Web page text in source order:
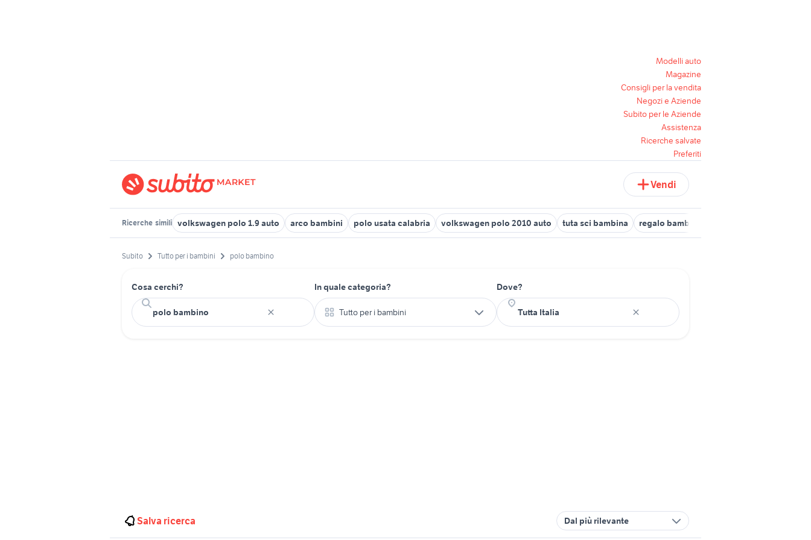
Modelli auto
Magazine
Consigli per la vendita
Negozi e Aziende
Subito per le Aziende
Assistenza
Ricerche salvate
Preferiti
Vendi
Ricerche simili volkswagen polo 1.9 auto arco bambini polo usata calabria volkswagen polo 2010 auto tuta sci bambina regalo bambini Monza e della Brianza
Subito Tutto per i bambini polo bambino
Cosa cerchi? In quale categoria?
Tutto per i bambini
Dove?
Salva ricerca Dal più rilevante